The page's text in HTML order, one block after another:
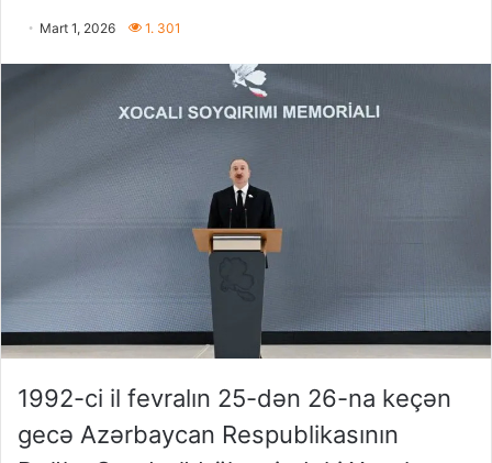
Mart 1, 2026 1. 301
1992-ci il fevralın 25-dən 26-na keçən
gecə Azərbaycan Respublikasının